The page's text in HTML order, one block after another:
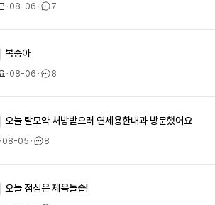
ㆍ08-06ㆍ 7
복숭아
ㆍ08-06ㆍ 8
오늘 탈모약 처방받으러 연세용한내과 방문했어요
08-05ㆍ 8
오늘 점심은 제육돌솥!